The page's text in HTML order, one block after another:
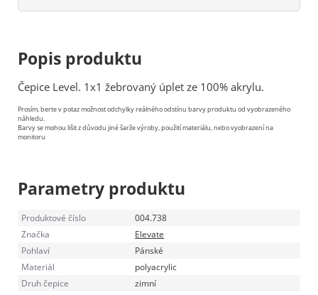
Popis produktu
Čepice Level. 1x1 žebrovaný úplet ze 100% akrylu.
Prosím, berte v potaz možnost odchylky reálného odstínu barvy produktu od vyobrazeného
náhledu.
Barvy se mohou lišit z důvodu jiné šarže výroby, použití materiálu, nebo vyobrazení na
monitoru
Parametry produktu
Produktové číslo
004.738
Značka
Elevate
Pohlaví
Pánské
Materiál
polyacrylic
Druh čepice
zimní